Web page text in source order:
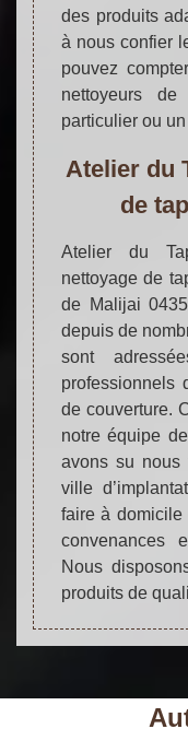
des produits
à nous confier
pouvez
nettoyeurs
particulier ou
Atelier du
de
Atelier du
nettoyage de
de Malijai
depuis de
sont
professionnels
de couverture.
notre équipe
avons su nous
ville
faire à domicile
convenances
Nous
produits de